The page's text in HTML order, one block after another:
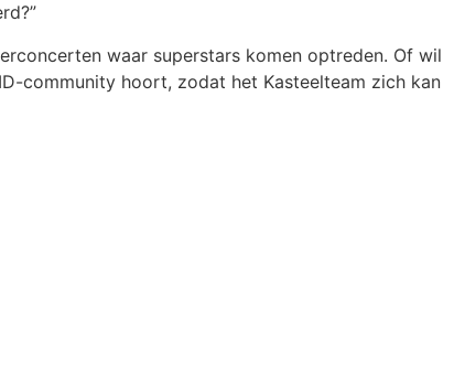
waar superstars komen optreden. Of wil
community hoort, zodat het Kasteelteam zich kan